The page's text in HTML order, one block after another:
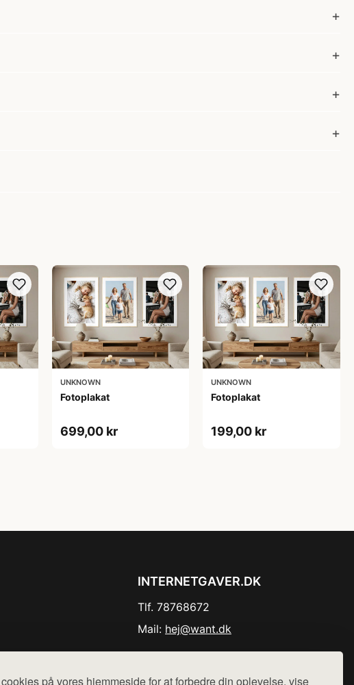
på vores hjemmeside for at forbedre din oplevelse, vise
UNKNOWN
Fotoplakat
699,00 kr
UNKNOWN
Fotoplakat
199,00 kr
INTERNETGAVER.DK
Tlf. 78768672
Mail: hej@want.dk